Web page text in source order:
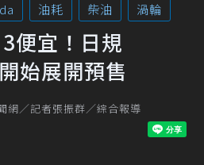
油耗 柴油 渦輪
便宜！日規
始展開預售
網／記者張振群／綜合報導